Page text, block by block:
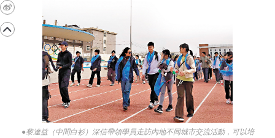
●黎達益（中間白衫）深信帶領學員走訪內地不同城市交流活動，可以培